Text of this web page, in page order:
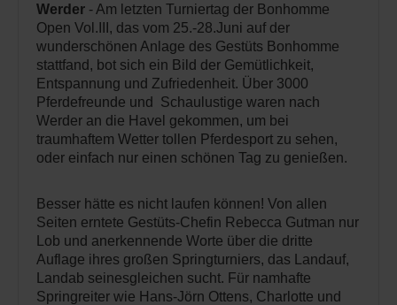
Werder - Am letzten Turniertag der Bonhomme
Open Vol.III, das vom 25.-28.Juni auf der
wunderschönen Anlage des Gestüts Bonhomme
stattfand, bot sich ein Bild der Gemütlichkeit,
Entspannung und Zufriedenheit. Über 3000
Pferdefreunde und Schaulustige waren nach
Werder an die Havel gekommen, um bei
traumhaftem Wetter tollen Pferdesport zu sehen,
oder einfach nur einen schönen Tag zu genießen.
Besser hätte es nicht laufen können! Von allen
Seiten erntete Gestüts-Chefin Rebecca Gutman nur
Lob und anerkennende Worte über die dritte
Auflage ihres großen Springturniers, das Landauf,
Landab seinesgleichen sucht. Für namhafte
Springreiter wie Hans-Jörn Ottens, Charlotte und